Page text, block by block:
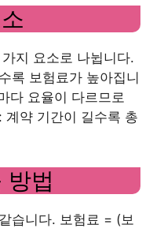
지 요소로 나뉩니다.
록 보험료가 높아집니
다 요율이 다르므로
계약 기간이 길수록 총
법
습니다. 보험료 = (보